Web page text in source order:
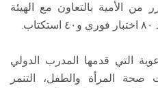
الأمية بالتعاون مع الهيئة
التي قدمها المدرب الدولي
المرأة والطفل، التنمر